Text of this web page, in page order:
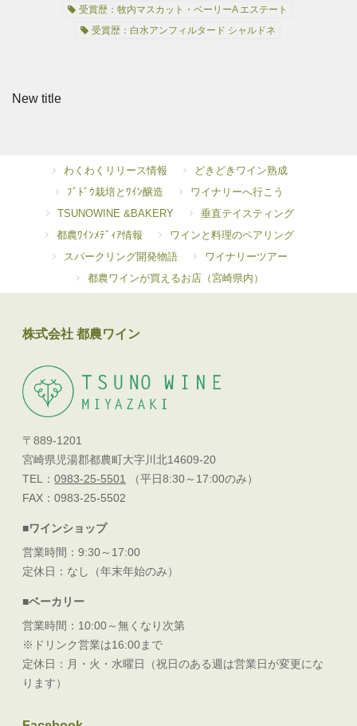
受賞歴：牧内マスカット・ベーリーA エステート
受賞歴：白水アンフィルタード シャルドネ
New title
わくわくリリース情報
どきどきワイン熟成
ﾌﾞﾄﾞｳ栽培とﾜｲﾝ醸造
ワイナリーへ行こう
TSUNOWINE &BAKERY
垂直テイスティング
都農ﾜｲﾝﾒﾃﾞｨｱ情報
ワインと料理のペアリング
スパークリング開発物語
ワイナリーツアー
都農ワインが買えるお店（宮崎県内）
株式会社 都農ワイン
〒889-1201
宮崎県児湯郡都農町大字川北14609-20
TEL：0983-25-5501
（平日8:30～17:00のみ）
FAX：0983-25-5502
■ワインショップ
営業時間：9:30～17:00
定休日：なし（年末年始のみ）
■ベーカリー
営業時間：10:00～無くなり次第
※ドリンク営業は16:00まで
定休日：月・火・水曜日（祝日のある週は営業日が変更にな
ります）